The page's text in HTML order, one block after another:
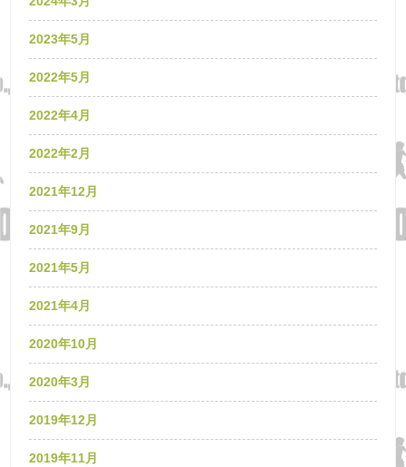
2023年5月
2022年5月
2022年4月
2022年2月
2021年12月
2021年9月
2021年5月
2021年4月
2020年10月
2020年3月
2019年12月
2019年11月